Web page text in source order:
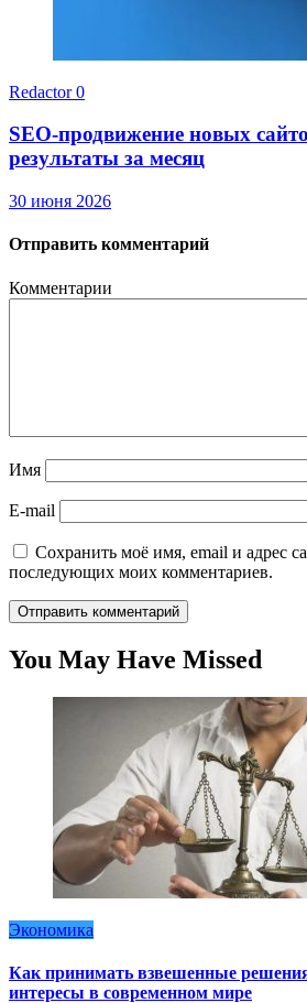
Redactor0
SEO-продвижение новых
результаты за месяц
30 июня 2026
Отправить комментарий
Комментарии
Имя
E-mail
Сохранить моё имя, email и адрес
последующих моих комментариев.
You May Have Missed
Экономика
Как принимать взвешенные
интересы в современном мире